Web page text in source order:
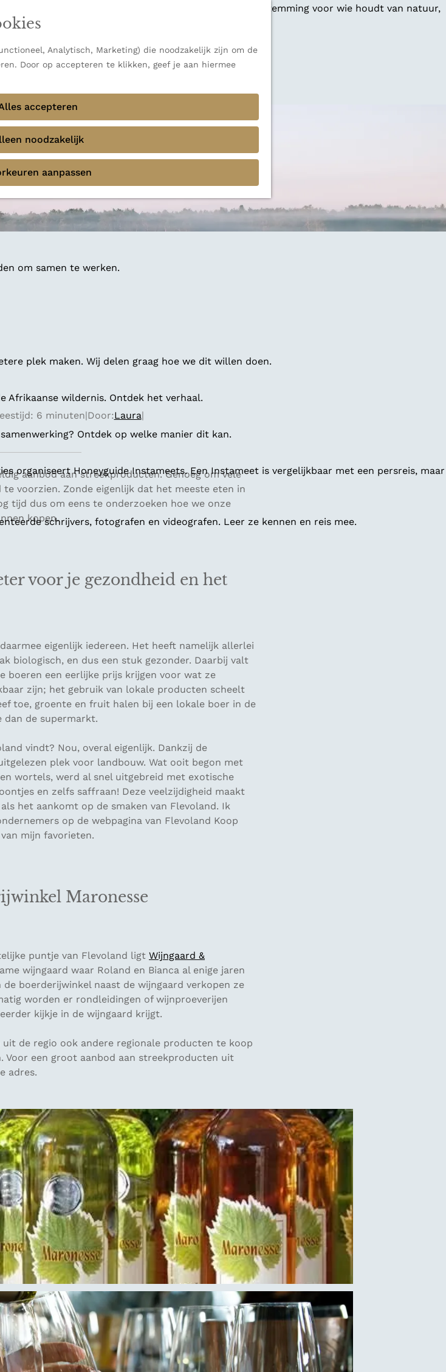
Analytisch, Marketing) die noodzakelijk zijn om de
Door op accepteren te klikken, geef je aan hiermee
accepteren
noodzakelijk
aanpassen
indrukwekkende Alpen, maar ook een veelzijdige bestemming voor wie houdt van natuur,
om samen te werken.
plek maken. Wij delen graag hoe we dit willen doen.
Afrikaanse wildernis. Ontdek het verhaal.
Ontdek op welke manier dit kan.
organiseert Honeyguide Instameets. Een Instameet is vergelijkbaar met een persreis, maar
schrijvers, fotografen en videografen. Leer ze kennen en reis mee.
6 minuten|Door:Laura|
aanbod aan streekproducten. Genoeg om vele
voorzien. Zonde eigenlijk dat het meeste eten in
tijd dus om eens te onderzoeken hoe we onze
kopen.
voor je gezondheid en het
eigenlijk iedereen. Het heeft namelijk allerlei
biologisch, en dus een stuk gezonder. Daarbij valt
boeren een eerlijke prijs krijgen voor wat ze
zijn; het gebruik van lokale producten scheelt
toe, groente en fruit halen bij een lokale boer in de
dan de supermarkt.
vindt? Nou, overal eigenlijk. Dankzij de
plek voor landbouw. Wat ooit begon met
wortels, werd al snel uitgebreid met exotische
en zelfs saffraan! Deze veelzijdigheid maakt
het aankomt op de smaken van Flevoland. Ik
op de webpagina van Flevoland Koop
mijn favorieten.
Maronesse
puntje van Flevoland ligt Wijngaard &
wijngaard waar Roland en Bianca al enige jaren
boerderijwinkel naast de wijngaard verkopen ze
worden er rondleidingen of wijnproeverijen
kijkje in de wijngaard krijgt.
de regio ook andere regionale producten te koop
Voor een groot aanbod aan streekproducten uit
adres.